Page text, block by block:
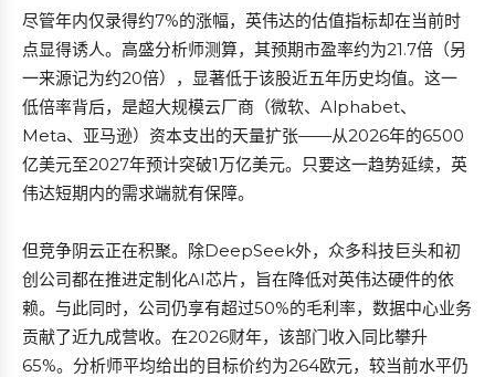
尽管年内仅录得约7%的涨幅，英伟达的估值指标却在当前时
点显得诱人。高盛分析师测算，其预期市盈率约为21.7倍（另
一来源记为约20倍），显著低于该股近五年历史均值。这一
低倍率背后，是超大规模云厂商（微软、Alphabet、
Meta、亚马逊）资本支出的天量扩张——从2026年的6500
亿美元至2027年预计突破1万亿美元。只要这一趋势延续，英
伟达短期内的需求端就有保障。
但竞争阴云正在积聚。除DeepSeek外，众多科技巨头和初
创公司都在推进定制化AI芯片，旨在降低对英伟达硬件的依
赖。与此同时，公司仍享有超过50%的毛利率，数据中心业务
贡献了近九成营收。在2026财年，该部门收入同比攀升
65%。分析师平均给出的目标价约为264欧元，较当前水平仍